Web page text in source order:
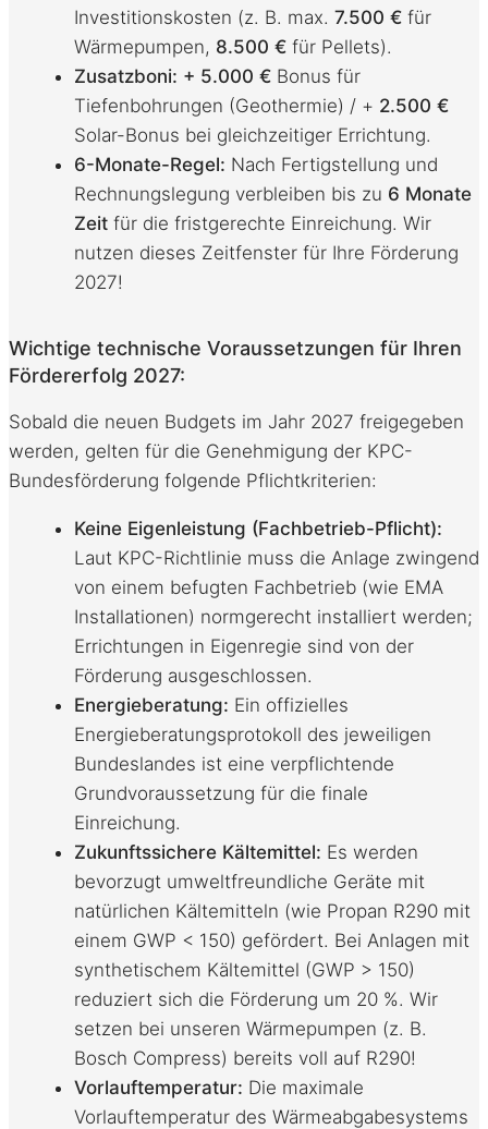
Investitionskosten (z. B. max. 7.500 € für
Wärmepumpen, 8.500 € für Pellets).
Zusatzboni: + 5.000 € Bonus für
Tiefenbohrungen (Geothermie) / + 2.500 €
Solar-Bonus bei gleichzeitiger Errichtung.
6-Monate-Regel: Nach Fertigstellung und
Rechnungslegung verbleiben bis zu 6 Monate
Zeit für die fristgerechte Einreichung. Wir
nutzen dieses Zeitfenster für Ihre Förderung
2027!
Wichtige technische Voraussetzungen für Ihren
Fördererfolg 2027:
Sobald die neuen Budgets im Jahr 2027 freigegeben
werden, gelten für die Genehmigung der KPC-
Bundesförderung folgende Pflichtkriterien:
Keine Eigenleistung (Fachbetrieb-Pflicht):
Laut KPC-Richtlinie muss die Anlage zwingend
von einem befugten Fachbetrieb (wie EMA
Installationen) normgerecht installiert werden;
Errichtungen in Eigenregie sind von der
Förderung ausgeschlossen.
Energieberatung: Ein offizielles
Energieberatungsprotokoll des jeweiligen
Bundeslandes ist eine verpflichtende
Grundvoraussetzung für die finale
Einreichung.
Zukunftssichere Kältemittel: Es werden
bevorzugt umweltfreundliche Geräte mit
natürlichen Kältemitteln (wie Propan R290 mit
einem GWP < 150) gefördert. Bei Anlagen mit
synthetischem Kältemittel (GWP > 150)
reduziert sich die Förderung um 20 %. Wir
setzen bei unseren Wärmepumpen (z. B.
Bosch Compress) bereits voll auf R290!
Vorlauftemperatur: Die maximale
Vorlauftemperatur des Wärmeabgabesystems